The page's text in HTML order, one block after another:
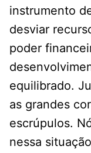
instrumento
desviar
poder
equilibrado.
as grandes
escrúpulos.
nessa